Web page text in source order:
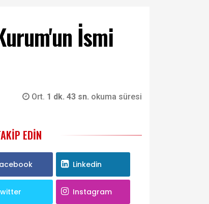
İsmi
Ort. 1 dk. 43 sn. okuma süresi
EDIN
Linkedin
Instagram